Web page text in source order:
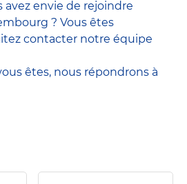
avez envie de rejoindre
? Vous êtes
contacter notre équipe
êtes, nous répondrons à